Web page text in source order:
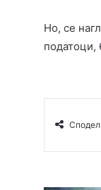
Но, се
податоци,